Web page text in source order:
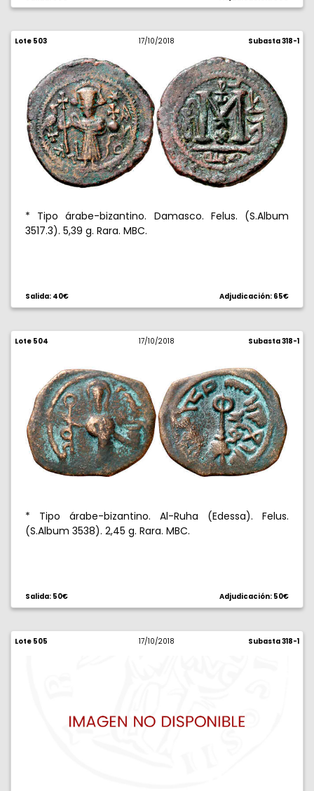
Lote 503 17/10/2018 Subasta 318-1
* Tipo árabe-bizantino. Damasco. Felus. (S.Album
3517.3). 5,39 g. Rara. MBC.
Salida: 40€ Adjudicación: 65€
Lote 504 17/10/2018 Subasta 318-1
* Tipo árabe-bizantino. Al-Ruha (Edessa). Felus.
(S.Album 3538). 2,45 g. Rara. MBC.
Salida: 50€ Adjudicación: 50€
Lote 505 17/10/2018 Subasta 318-1